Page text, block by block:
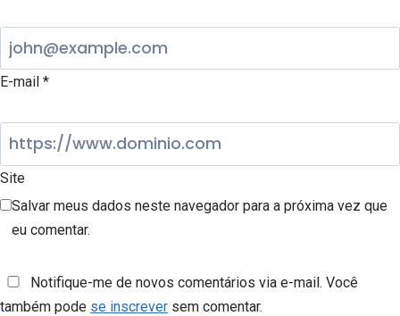
E-mail *
Site
Salvar meus dados neste navegador para a próxima vez que
eu comentar.
Notifique-me de novos comentários via e-mail. Você
também pode se inscrever sem comentar.